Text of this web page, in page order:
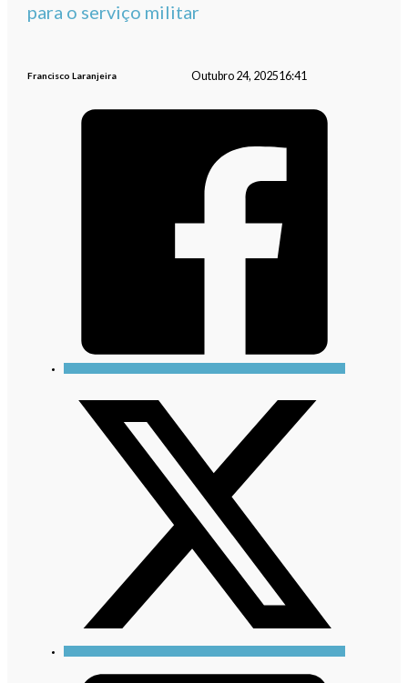
para o serviço militar
Francisco Laranjeira Outubro 24, 202516:41